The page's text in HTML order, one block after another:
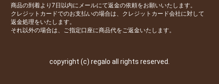
商品の到着より7日以内にメールにて返金の依頼をお願いいたします。
クレジットカードでのお支払いの場合は、クレジットカード会社に対して
返金処理をいたします。
それ以外の場合は、ご指定口座に商品代をご返金いたします。
copyright (c) regalo all rights reserved.